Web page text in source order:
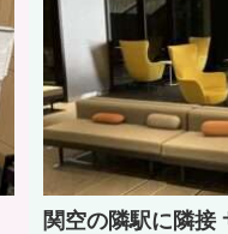
関空の隣駅に隣接